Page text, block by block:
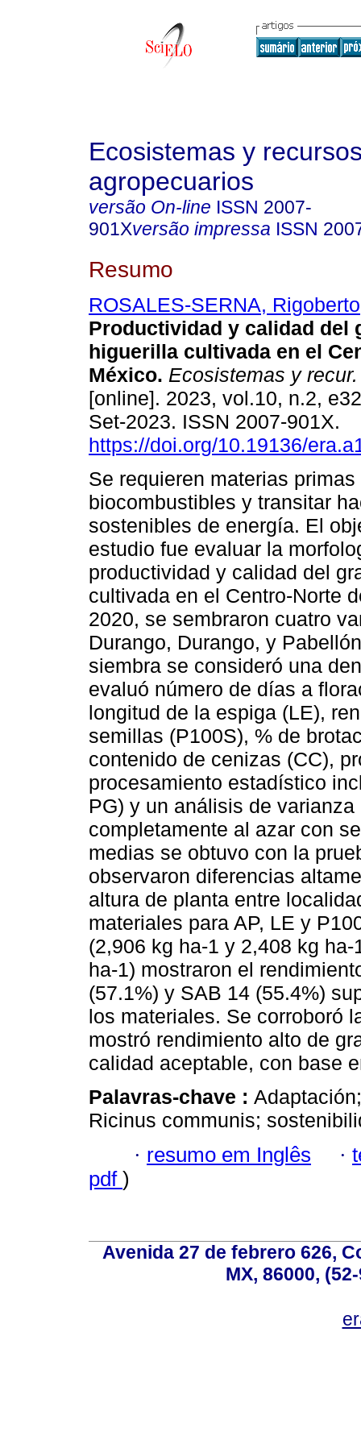
Ecosistemas y
agropecuarios
versão On-line ISSN 2007-
901Xversão impressa ISSN
Resumo
ROSALES-SERNA, Rigoberto
Productividad y calidad del
higuerilla cultivada en el
México. Ecosistemas y
[online]. 2023, vol.10, n.2,
Set-2023. ISSN 2007-901X.
https://doi.org/10.19136/
Se requieren materias
biocombustibles y transitar
sostenibles de energía. El
estudio fue evaluar la
productividad y calidad del
cultivada en el Centro-Norte
2020, se sembraron cuatro
Durango, Durango, y
siembra se consideró una
evaluó número de días a
longitud de la espiga (LE),
semillas (P100S), % de
contenido de cenizas (CC),
procesamiento estadístico
PG) y un análisis de
completamente al azar con
medias se obtuvo con la
observaron diferencias
altura de planta entre
materiales para AP, LE y
(2,906 kg ha-1 y 2,408 kg
ha-1) mostraron el
(57.1%) y SAB 14 (55.4%)
los materiales. Se corroboró
mostró rendimiento alto de
calidad aceptable, con base
Palavras-chave :
Ricinus communis;
· resumo em Inglês ·
pdf )
Avenida 27 de febrero 626,
MX, 86000,